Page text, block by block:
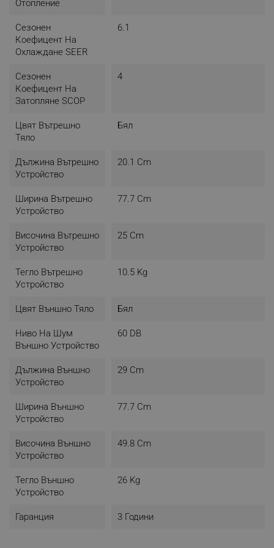
на шум, докато създава перфектната
Когато климатикът премине в турборежим, той ще
увеличи максимално капацитета си за охлаждане
по-хладно или по-топло.
ПОЧИСТВАНЕ
Отопление
Сезонен
Коефицент На
Охлаждане SEER
6.1
Сезонен
Коефицент На
Затопляне SCOP
4
Цвят Вътрешно
Тяло
Бял
Дължина Вътрешно
Устройство
20.1 Cm
Ширина Вътрешно
Устройство
77.7 Cm
Височина Вътрешно
Устройство
25 Cm
Тегло Вътрешно
Устройство
10.5 Kg
Цвят Външно Тяло Бял
Ниво На Шум
Външно Устройство
60 DB
Дължина Външно
Устройство
29 Cm
Ширина Външно
Устройство
77.7 Cm
Височина Външно
Устройство
49.8 Cm
Тегло Външно
Устройство
26 Kg
Гаранция 3 Години